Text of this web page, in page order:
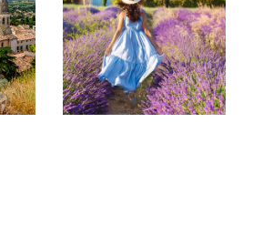
vous garantissons une
d'Exception :
votre propriété ? Maison
votre bien et à